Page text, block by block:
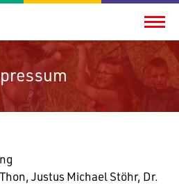
Justus Michael Stöhr, Dr.